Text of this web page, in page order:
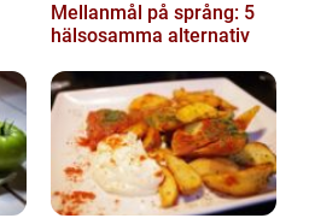
Mellanmål på språng: 5
hälsosamma alternativ